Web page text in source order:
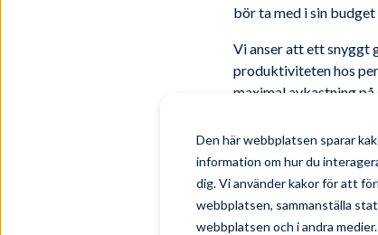
Den här webbplatsen sparar
information om hur du
dig. Vi använder kakor för att
webbplatsen, sammanställa
webbplatsen och i andra
bör ta med i sin
Vi anser att ett snyggt
produktiviteten hos
maximal avkastning på
När gör man
Vi försöker att
golvvård på kvällar,
lokalerna och man